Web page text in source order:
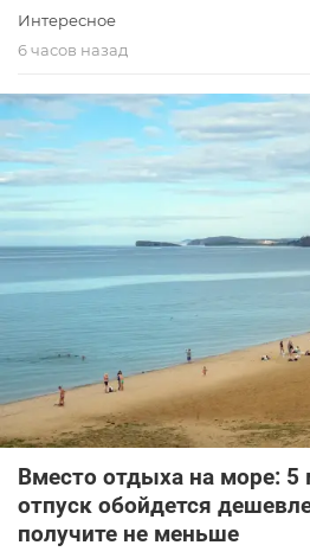
Интересное
6 часов назад
Вместо отдыха на море: 5
отпуск обойдется
получите не меньше